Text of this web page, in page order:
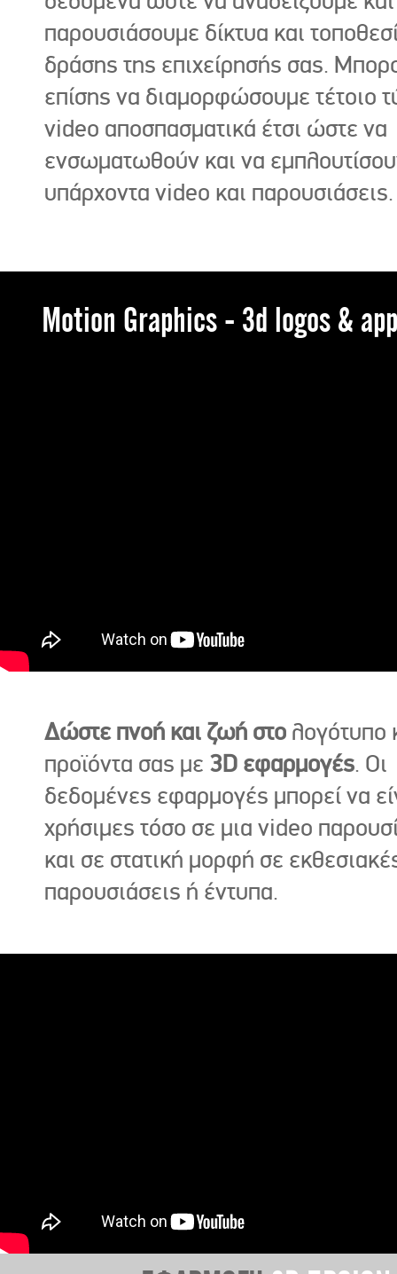
παρουσιάσουμε δίκτυα και
δράσης της επιχείρησής σας.
επίσης να διαμορφώσουμε τέτοιο
video αποσπασματικά έτσι ώστε να
ενσωματωθούν και να
υπάρχοντα video και παρουσιάσεις.
Motion Graphics - 3d logos &
Δώστε πνοή και ζωή στο λογότυπο
προϊόντα σας με 3D εφαρμογές. Οι
δεδομένες εφαρμογές μπορεί να
χρήσιμες τόσο σε μια video
και σε στατική μορφή σε
παρουσιάσεις ή έντυπα.